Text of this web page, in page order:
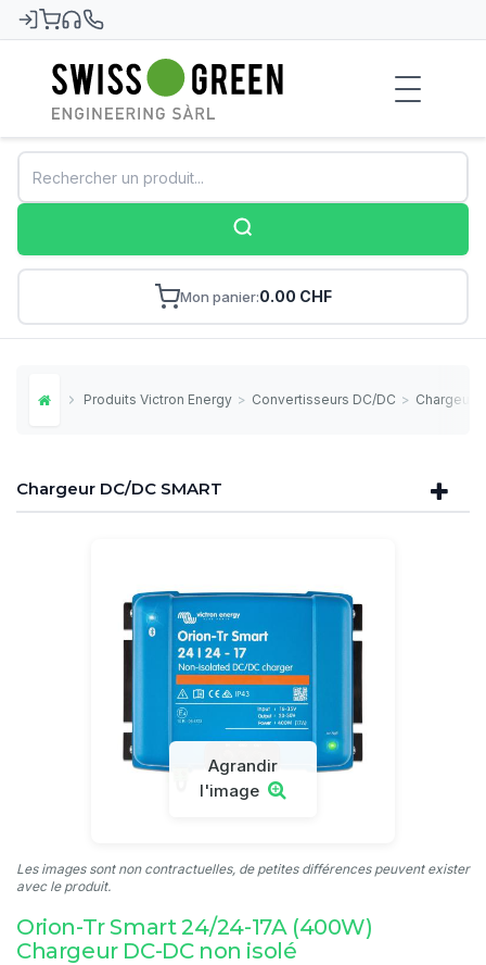
Swiss-Green
Mon panier 0.00 CHF
Home Produits Victron Energy > Convertisseurs DC/DC > Chargeur
Chargeur DC/DC SMART
Agrandir
l'image
Les images sont non contractuelles, de petites différences peuvent exister
avec le produit.
Orion-Tr Smart 24/24-17A (400W)
Chargeur DC-DC non isolé